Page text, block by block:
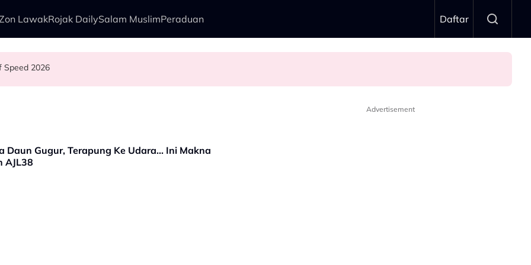
LawakRojak DailySalam MuslimPeraduan Daftar
Speed 2026Ranisha Jawab: “Bagi Saya Itu Satu…”
Kudrat 1968
Daun Gugur, Terapung Ke Udara... Ini Makna
AJL38
Advertisement